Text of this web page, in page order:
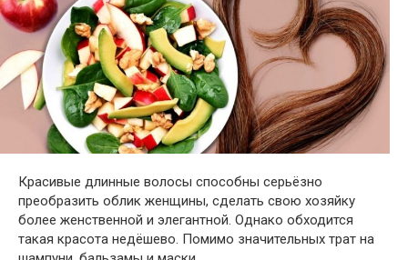
Красивые длинные волосы способны серьёзно
преобразить облик женщины, сделать свою хозяйку
более женственной и элегантной. Однако обходится
такая красота недёшево. Помимо значительных трат на